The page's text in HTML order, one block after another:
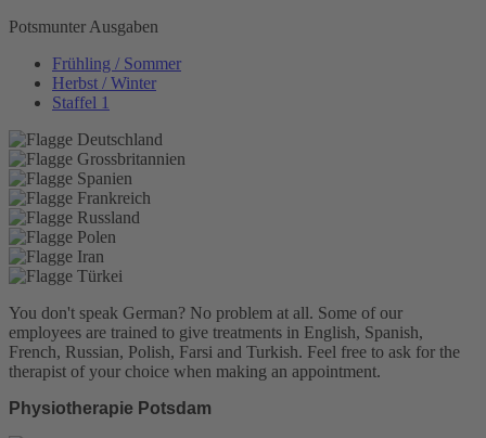
Potsmunter Ausgaben
Frühling / Sommer
Herbst / Winter
Staffel 1
You don't speak German? No problem at all. Some of our
employees are trained to give treatments in English, Spanish,
French, Russian, Polish, Farsi and Turkish. Feel free to ask for the
therapist of your choice when making an appointment.
Physiotherapie Potsdam